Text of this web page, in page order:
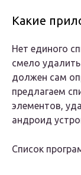
Какие
Нет единого
смело
должен сам
предлагаем
элементов,
андроид
Список